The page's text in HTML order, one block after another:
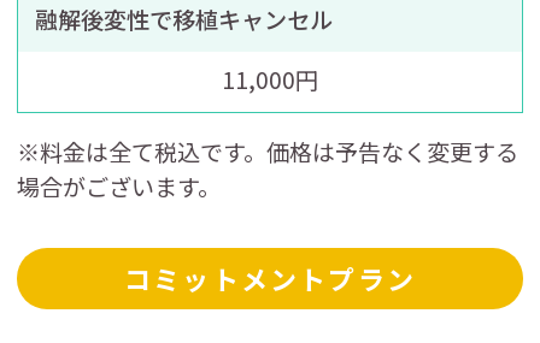
融解後変性で移植キャンセル
11,000円
※料金は全て税込です。価格は予告なく変更する
場合がございます。
コミットメントプラン